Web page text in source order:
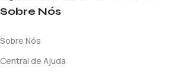
Sobre Nós
Sobre Nós
Central de Ajuda